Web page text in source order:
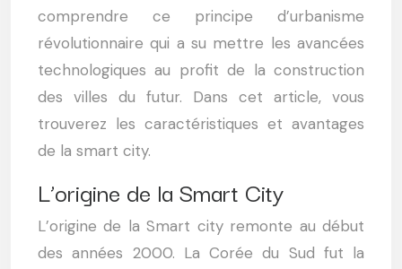
comprendre ce principe d’urbanisme
révolutionnaire qui a su mettre les avancées
technologiques au profit de la construction
des villes du futur. Dans cet article, vous
trouverez les caractéristiques et avantages
de la smart city.
L’origine de la Smart City
L’origine de la Smart city remonte au début
des années 2000. La Corée du Sud fut la